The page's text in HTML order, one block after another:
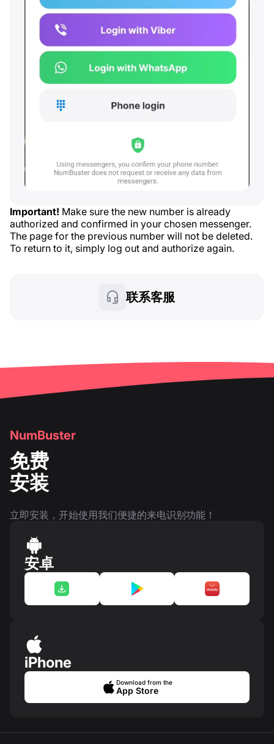
Important! Make sure the new number is already
authorized and confirmed in your chosen messenger.
The page for the previous number will not be deleted.
To return to it, simply log out and authorize again.
联系客服
NumBuster
免费
安装
立即安装，开始使用我们便捷的来电识别功能！
安卓
iPhone
Download from the
App Store